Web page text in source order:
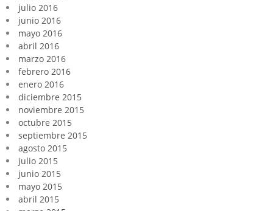
julio 2016
junio 2016
mayo 2016
abril 2016
marzo 2016
febrero 2016
enero 2016
diciembre 2015
noviembre 2015
octubre 2015
septiembre 2015
agosto 2015
julio 2015
junio 2015
mayo 2015
abril 2015